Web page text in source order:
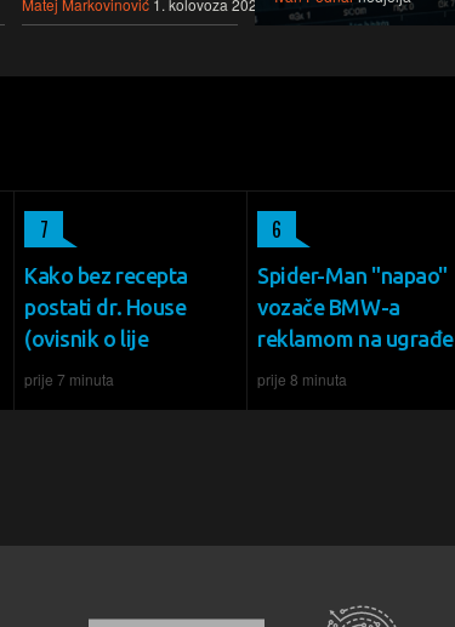
Kako bez recepta
postati dr. House
(ovisnik o lije
prije 7 minuta
7
Spider-Man "napao"
vozače BMW-a
reklamom na ugrađe
prije 8 minuta
6